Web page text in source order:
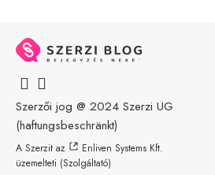
Szerzői jog @ 2024 Szerzi UG
(haftungsbeschränkt)
A Szerzit az
Enliven Systems Kft.
üzemelteti (Szolgáltató)